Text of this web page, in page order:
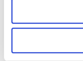
Все страны